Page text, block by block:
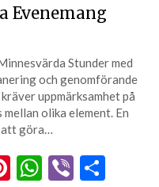
Evenemang
Stunder med
och genomförande
uppmärksamhet på
olika element. En
göra…
Pinterest
WhatsApp
Viber